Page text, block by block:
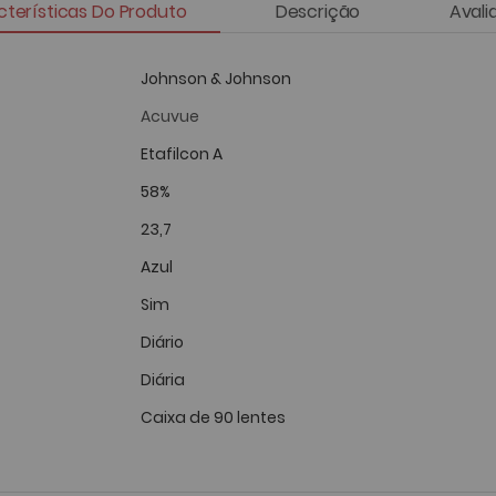
Do Produto Descrição
Johnson & Johnson
Acuvue
Etafilcon A
58%
23,7
Azul
Sim
Diário
Diária
Caixa de 90 lentes